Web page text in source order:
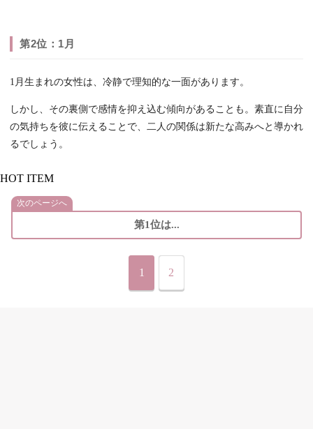
第2位：1月
1月生まれの女性は、冷静で理知的な一面があります。
しかし、その裏側で感情を抑え込む傾向があることも。素直に自分
の気持ちを彼に伝えることで、二人の関係は新たな高みへと導かれ
るでしょう。
HOT ITEM
次のページへ
第1位は...
1 2